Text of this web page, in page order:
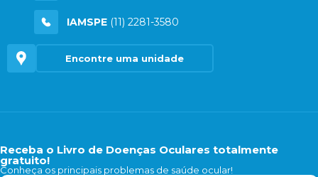
IAMSPE (11) 2281-3580
Encontre uma unidade
Receba o Livro de Doenças Oculares totalmente
gratuito!
Conheça os principais problemas de saúde ocular!